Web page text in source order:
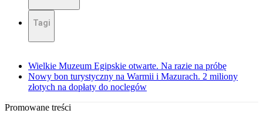
Tagi
Wielkie Muzeum Egipskie otwarte. Na razie na próbę
Nowy bon turystyczny na Warmii i Mazurach. 2 miliony
złotych na dopłaty do noclegów
Promowane treści